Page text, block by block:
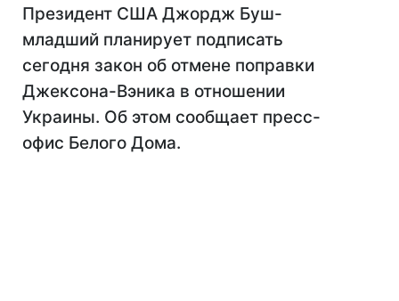
Президент США Джордж Буш-
младший планирует подписать
сегодня закон об отмене поправки
Джексона-Вэника в отношении
Украины. Об этом сообщает пресс-
офис Белого Дома.